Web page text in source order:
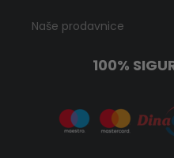
Naše prodavnice
100%